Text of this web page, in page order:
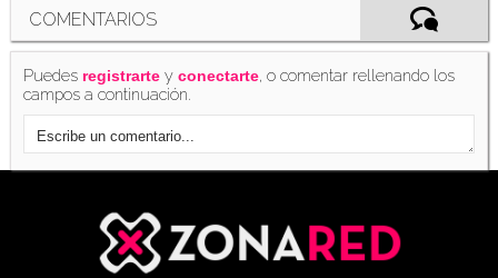
COMENTARIOS
Puedes registrarte yconectarte, o comentar rellenando los
campos a continuación.